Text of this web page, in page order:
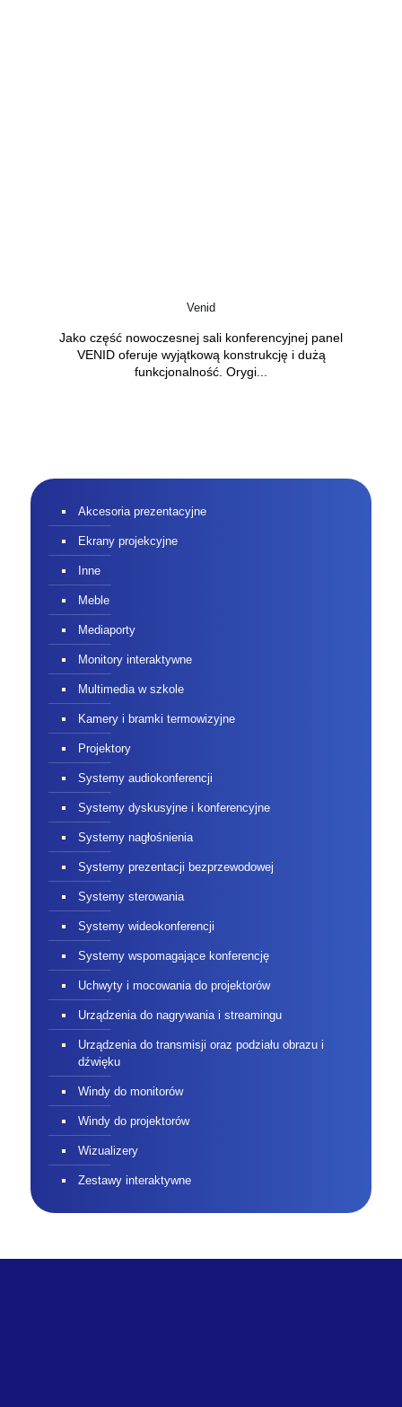
Venid
Jako część nowoczesnej sali konferencyjnej panel
VENID oferuje wyjątkową konstrukcję i dużą
funkcjonalność. Orygi...
Akcesoria prezentacyjne
Ekrany projekcyjne
Inne
Meble
Mediaporty
Monitory interaktywne
Multimedia w szkole
Kamery i bramki termowizyjne
Projektory
Systemy audiokonferencji
Systemy dyskusyjne i konferencyjne
Systemy nagłośnienia
Systemy prezentacji bezprzewodowej
Systemy sterowania
Systemy wideokonferencji
Systemy wspomagające konferencję
Uchwyty i mocowania do projektorów
Urządzenia do nagrywania i streamingu
Urządzenia do transmisji oraz podziału obrazu i
dźwięku
Windy do monitorów
Windy do projektorów
Wizualizery
Zestawy interaktywne